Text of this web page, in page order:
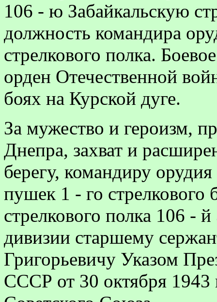
106 - ю Забайкальскую
должность командира
стрелкового полка.
орден Отечественной
боях на Курской дуге.
За мужество и героизм,
Днепра, захват и
берегу, командиру
пушек 1 - го стрелкового
стрелкового полка 106 -
дивизии старшему
Григорьевичу Указом
СССР от 30 октября 1943